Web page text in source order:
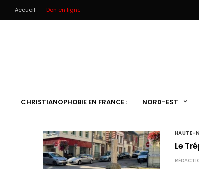
Accueil Don en ligne
CHRISTIANOPHOBIE EN FRANCE : NORD-EST
HAUTE-
Le